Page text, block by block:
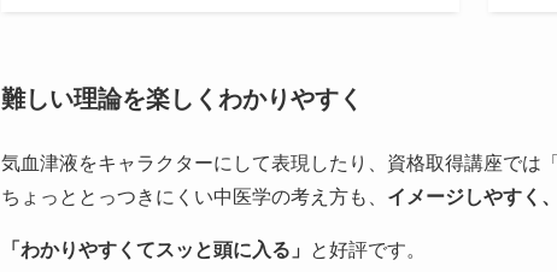
難しい理論を楽しくわかりやすく
気血津液をキャラクターにして表現したり、資格取得講座では
ちょっととっつきにくい中医学の考え方も、 イメージしやすく
「わかりやすくてスッと頭に入る」 と好評です。